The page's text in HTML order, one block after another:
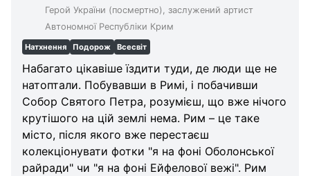
Герой України (посмертно), заслужений артист
Автономної Республіки Крим
Натхнення Подорож Всесвіт
Набагато цікавіше їздити туди, де люди ще не
натоптали. Побувавши в Римі, і побачивши
Собор Святого Петра, розумієш, що вже нічого
крутішого на цій землі нема. Рим – це таке
місто, після якого вже перестаєш
колекціонувати фотки "я на фоні Оболонської
райради" чи "я на фоні Ейфелової вежі". Рим